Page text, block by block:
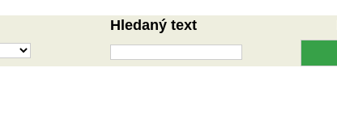
Hledaný text